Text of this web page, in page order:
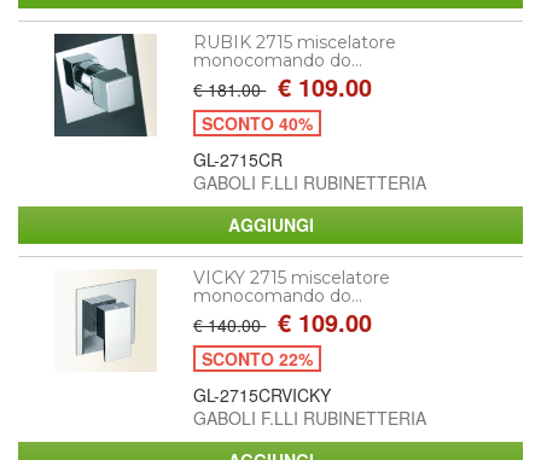
RUBIK 2715 miscelatore
monocomando do...
€ 181.00 € 109.00
SCONTO 40%
GL-2715CR
GABOLI F.LLI RUBINETTERIA
VICKY 2715 miscelatore
monocomando do...
€ 140.00 € 109.00
SCONTO 22%
GL-2715CRVICKY
GABOLI F.LLI RUBINETTERIA